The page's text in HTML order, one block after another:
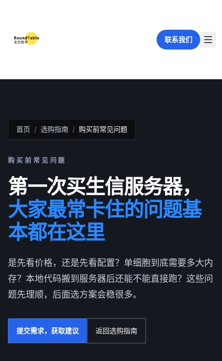
联系我们
首页 / 选购指南 / 购买前常见问题
购买前常见问题
第一次买生信服务器，
大家最常卡住的问题基
本都在这里
是先看价格，还是先看配置？单细胞到底需要多大内
存？本地代码搬到服务器后还能不能直接跑？这些问
题先理顺，后面选方案会稳很多。
提交需求，获取建议 返回选购指南